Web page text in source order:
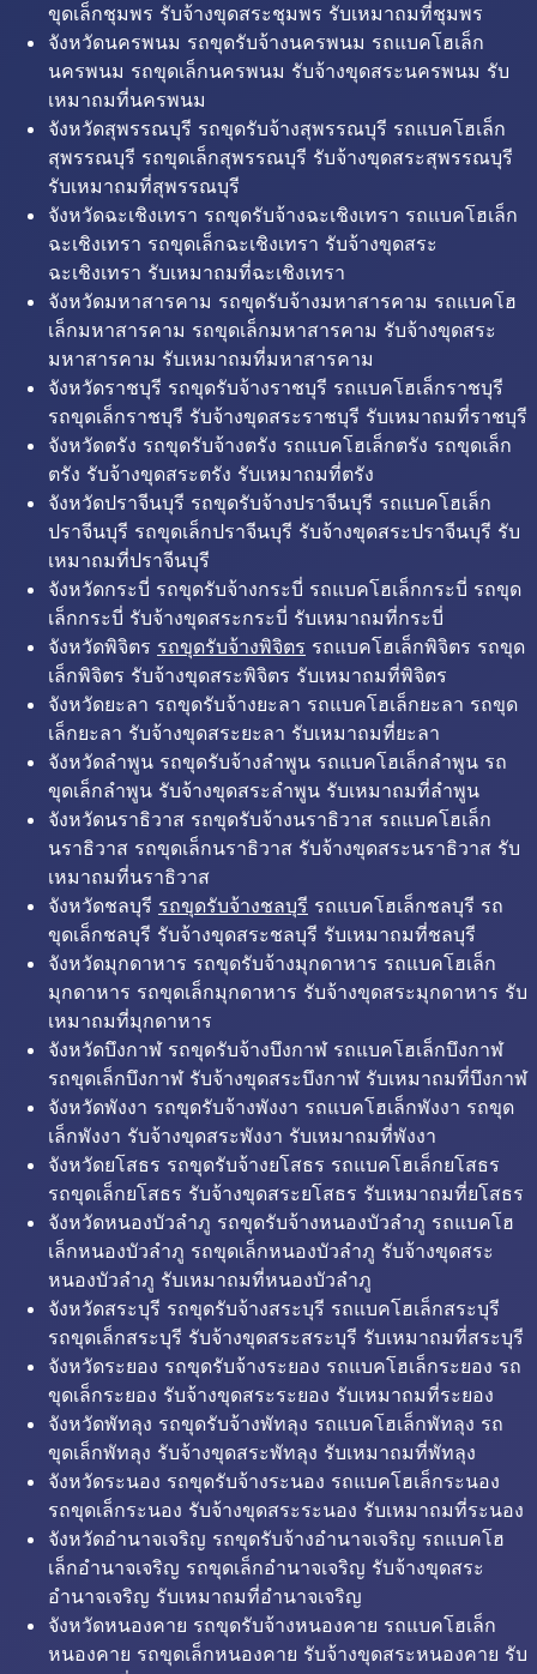
ขุดเล็กชุมพร รับจ้างขุดสระชุมพร รับเหมาถมที่ชุมพร
จังหวัดนครพนม รถขุดรับจ้างนครพนม รถแบคโฮเล็ก
นครพนม รถขุดเล็กนครพนม รับจ้างขุดสระนครพนม รับ
เหมาถมที่นครพนม
จังหวัดสุพรรณบุรี รถขุดรับจ้างสุพรรณบุรี รถแบคโฮเล็ก
สุพรรณบุรี รถขุดเล็กสุพรรณบุรี รับจ้างขุดสระสุพรรณบุรี
รับเหมาถมที่สุพรรณบุรี
จังหวัดฉะเชิงเทรา รถขุดรับจ้างฉะเชิงเทรา รถแบคโฮเล็ก
ฉะเชิงเทรา รถขุดเล็กฉะเชิงเทรา รับจ้างขุดสระ
ฉะเชิงเทรา รับเหมาถมที่ฉะเชิงเทรา
จังหวัดมหาสารคาม รถขุดรับจ้างมหาสารคาม รถแบคโฮ
เล็กมหาสารคาม รถขุดเล็กมหาสารคาม รับจ้างขุดสระ
มหาสารคาม รับเหมาถมที่มหาสารคาม
จังหวัดราชบุรี รถขุดรับจ้างราชบุรี รถแบคโฮเล็กราชบุรี
รถขุดเล็กราชบุรี รับจ้างขุดสระราชบุรี รับเหมาถมที่ราชบุรี
จังหวัดตรัง รถขุดรับจ้างตรัง รถแบคโฮเล็กตรัง รถขุดเล็ก
ตรัง รับจ้างขุดสระตรัง รับเหมาถมที่ตรัง
จังหวัดปราจีนบุรี รถขุดรับจ้างปราจีนบุรี รถแบคโฮเล็ก
ปราจีนบุรี รถขุดเล็กปราจีนบุรี รับจ้างขุดสระปราจีนบุรี รับ
เหมาถมที่ปราจีนบุรี
จังหวัดกระบี่ รถขุดรับจ้างกระบี่ รถแบคโฮเล็กกระบี่ รถขุด
เล็กกระบี่ รับจ้างขุดสระกระบี่ รับเหมาถมที่กระบี่
จังหวัดพิจิตร รถขุดรับจ้างพิจิตร รถแบคโฮเล็กพิจิตร รถขุด
เล็กพิจิตร รับจ้างขุดสระพิจิตร รับเหมาถมที่พิจิตร
จังหวัดยะลา รถขุดรับจ้างยะลา รถแบคโฮเล็กยะลา รถขุด
เล็กยะลา รับจ้างขุดสระยะลา รับเหมาถมที่ยะลา
จังหวัดลำพูน รถขุดรับจ้างลำพูน รถแบคโฮเล็กลำพูน รถ
ขุดเล็กลำพูน รับจ้างขุดสระลำพูน รับเหมาถมที่ลำพูน
จังหวัดนราธิวาส รถขุดรับจ้างนราธิวาส รถแบคโฮเล็ก
นราธิวาส รถขุดเล็กนราธิวาส รับจ้างขุดสระนราธิวาส รับ
เหมาถมที่นราธิวาส
จังหวัดชลบุรี รถขุดรับจ้างชลบุรี รถแบคโฮเล็กชลบุรี รถ
ขุดเล็กชลบุรี รับจ้างขุดสระชลบุรี รับเหมาถมที่ชลบุรี
จังหวัดมุกดาหาร รถขุดรับจ้างมุกดาหาร รถแบคโฮเล็ก
มุกดาหาร รถขุดเล็กมุกดาหาร รับจ้างขุดสระมุกดาหาร รับ
เหมาถมที่มุกดาหาร
จังหวัดบึงกาฬ รถขุดรับจ้างบึงกาฬ รถแบคโฮเล็กบึงกาฬ
รถขุดเล็กบึงกาฬ รับจ้างขุดสระบึงกาฬ รับเหมาถมที่บึงกาฬ
จังหวัดพังงา รถขุดรับจ้างพังงา รถแบคโฮเล็กพังงา รถขุด
เล็กพังงา รับจ้างขุดสระพังงา รับเหมาถมที่พังงา
จังหวัดยโสธร รถขุดรับจ้างยโสธร รถแบคโฮเล็กยโสธร
รถขุดเล็กยโสธร รับจ้างขุดสระยโสธร รับเหมาถมที่ยโสธร
จังหวัดหนองบัวลำภู รถขุดรับจ้างหนองบัวลำภู รถแบคโฮ
เล็กหนองบัวลำภู รถขุดเล็กหนองบัวลำภู รับจ้างขุดสระ
หนองบัวลำภู รับเหมาถมที่หนองบัวลำภู
จังหวัดสระบุรี รถขุดรับจ้างสระบุรี รถแบคโฮเล็กสระบุรี
รถขุดเล็กสระบุรี รับจ้างขุดสระสระบุรี รับเหมาถมที่สระบุรี
จังหวัดระยอง รถขุดรับจ้างระยอง รถแบคโฮเล็กระยอง รถ
ขุดเล็กระยอง รับจ้างขุดสระระยอง รับเหมาถมที่ระยอง
จังหวัดพัทลุง รถขุดรับจ้างพัทลุง รถแบคโฮเล็กพัทลุง รถ
ขุดเล็กพัทลุง รับจ้างขุดสระพัทลุง รับเหมาถมที่พัทลุง
จังหวัดระนอง รถขุดรับจ้างระนอง รถแบคโฮเล็กระนอง
รถขุดเล็กระนอง รับจ้างขุดสระระนอง รับเหมาถมที่ระนอง
จังหวัดอำนาจเจริญ รถขุดรับจ้างอำนาจเจริญ รถแบคโฮ
เล็กอำนาจเจริญ รถขุดเล็กอำนาจเจริญ รับจ้างขุดสระ
อำนาจเจริญ รับเหมาถมที่อำนาจเจริญ
จังหวัดหนองคาย รถขุดรับจ้างหนองคาย รถแบคโฮเล็ก
หนองคาย รถขุดเล็กหนองคาย รับจ้างขุดสระหนองคาย รับ